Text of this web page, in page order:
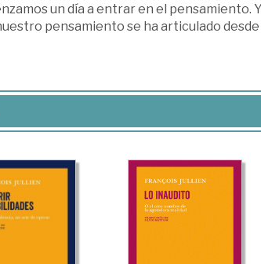
un día a entrar en el pensamiento.
pensamiento se ha articulado desde